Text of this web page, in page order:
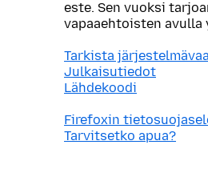
este. Sen vuoksi
vapaaehtoisten avulla
Tarkista
Julkaisutiedot
Lähdekoodi
Firefoxin
Tarvitsetko apua?